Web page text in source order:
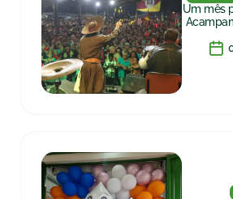
Um mês